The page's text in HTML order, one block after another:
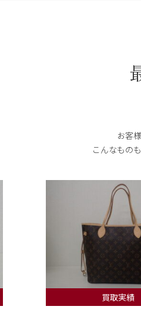
お客
こんなもの
買取実績